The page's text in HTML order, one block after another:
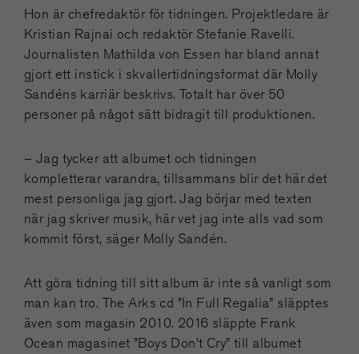
Hon är chefredaktör för tidningen. Projektledare är
Kristian Rajnai och redaktör Stefanie Ravelli.
Journalisten Mathilda von Essen har bland annat
gjort ett instick i skvallertidningsformat där Molly
Sandéns karriär beskrivs. Totalt har över 50
personer på något sätt bidragit till produktionen.
– Jag tycker att albumet och tidningen
kompletterar varandra, tillsammans blir det här det
mest personliga jag gjort. Jag börjar med texten
när jag skriver musik, här vet jag inte alls vad som
kommit först, säger Molly Sandén.
Att göra tidning till sitt album är inte så vanligt som
man kan tro. The Arks cd ”In Full Regalia” släpptes
även som magasin 2010. 2016 släppte Frank
Ocean magasinet ”Boys Don’t Cry” till albumet